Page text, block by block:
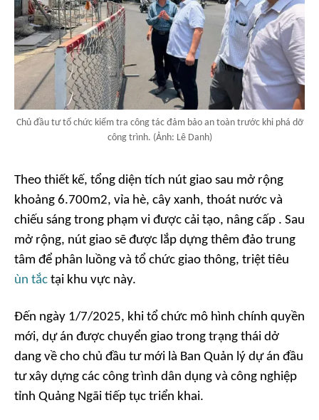
Chủ đầu tư tổ chức kiểm tra công tác đảm bảo an toàn trước khi phá dỡ
công trình. (Ảnh: Lê Danh)
Theo thiết kế, tổng diện tích nút giao sau mở rộng
khoảng 6.700m2, vỉa hè, cây xanh, thoát nước và
chiếu sáng trong phạm vi được cải tạo, nâng cấp . Sau
mở rộng, nút giao sẽ được lắp dựng thêm đảo trung
tâm để phân luồng và tổ chức giao thông, triệt tiêu
ùn tắc tại khu vực này.
Đến ngày 1/7/2025, khi tổ chức mô hình chính quyền
mới, dự án được chuyển giao trong trạng thái dở
dang về cho chủ đầu tư mới là Ban Quản lý dự án đầu
tư xây dựng các công trình dân dụng và công nghiệp
tỉnh Quảng Ngãi tiếp tục triển khai.